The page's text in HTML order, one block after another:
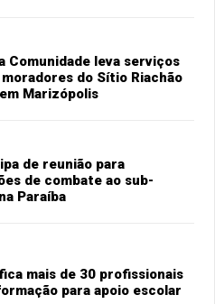
Comunidade leva serviços
do Sítio Riachão
Marizópolis
de reunião para
de combate ao sub-
Paraíba
mais de 30 profissionais
para apoio escolar